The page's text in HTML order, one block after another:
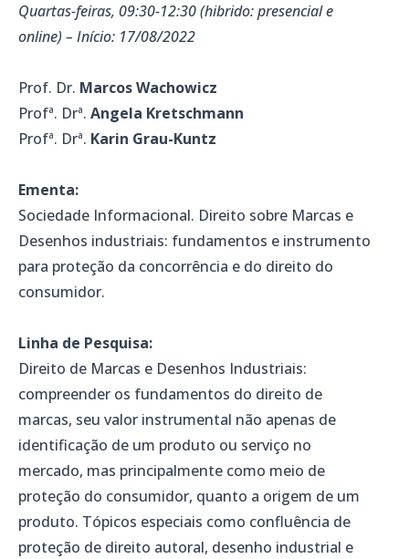
Quartas-feiras, 09:30-12:30 (hibrido: presencial e
online) – Início: 17/08/2022
Prof. Dr. Marcos Wachowicz
Profª. Drª. Angela Kretschmann
Profª. Drª. Karin Grau-Kuntz
Ementa:
Sociedade Informacional. Direito sobre Marcas e
Desenhos industriais: fundamentos e instrumento
para proteção da concorrência e do direito do
consumidor.
Linha de Pesquisa:
Direito de Marcas e Desenhos Industriais:
compreender os fundamentos do direito de
marcas, seu valor instrumental não apenas de
identificação de um produto ou serviço no
mercado, mas principalmente como meio de
proteção do consumidor, quanto a origem de um
produto. Tópicos especiais como confluência de
proteção de direito autoral, desenho industrial e